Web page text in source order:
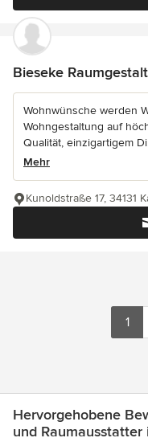
Bieseke
Wohnwünsche werden
Wohngestaltung auf
Qualität, einzigartigem
Mehr
Kunoldstraße 17, 34131
1
Hervorgehobene
und Raumausstatter